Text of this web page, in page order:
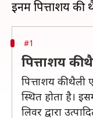
#1
पित्ताशय की
पित्ताशय की
स्थित होता है।
लिवर द्वारा